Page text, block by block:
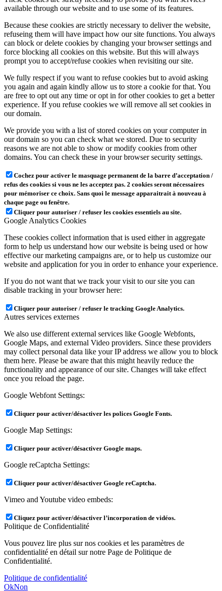
available through our website and to use some of its features.
Because these cookies are strictly necessary to deliver the website,
refuseing them will have impact how our site functions. You always
can block or delete cookies by changing your browser settings and
force blocking all cookies on this website. But this will always
prompt you to accept/refuse cookies when revisiting our site.
We fully respect if you want to refuse cookies but to avoid asking
you again and again kindly allow us to store a cookie for that. You
are free to opt out any time or opt in for other cookies to get a better
experience. If you refuse cookies we will remove all set cookies in
our domain.
We provide you with a list of stored cookies on your computer in
our domain so you can check what we stored. Due to security
reasons we are not able to show or modify cookies from other
domains. You can check these in your browser security settings.
Cochez pour activer le masquage permanent de la barre d’acceptation /
refus des cookies si vous ne les acceptez pas. 2 cookies seront nécessaires
pour mémoriser ce choix. Sans quoi le message apparaitrait à nouveau à
chaque page ou fenêtre.
Cliquer pour autoriser / refuser les cookies essentiels au site.
Google Analytics Cookies
These cookies collect information that is used either in aggregate
form to help us understand how our website is being used or how
effective our marketing campaigns are, or to help us customize our
website and application for you in order to enhance your experience.
If you do not want that we track your visit to our site you can
disable tracking in your browser here:
Cliquer pour autoriser / refuser le tracking Google Analytics.
Autres services externes
We also use different external services like Google Webfonts,
Google Maps, and external Video providers. Since these providers
may collect personal data like your IP address we allow you to block
them here. Please be aware that this might heavily reduce the
functionality and appearance of our site. Changes will take effect
once you reload the page.
Google Webfont Settings:
Cliquer pour activer/désactiver les polices Google Fonts.
Google Map Settings:
Cliquer pour activer/désactiver Google maps.
Google reCaptcha Settings:
Cliquer pour activer/désactiver Google reCaptcha.
Vimeo and Youtube video embeds:
Cliquez pour activer/désactiver l’incorporation de vidéos.
Politique de Confidentialité
Vous pouvez lire plus sur nos cookies et les paramètres de
confidentialité en détail sur notre Page de Politique de
Confidentialité.
Politique de confidentialité
OkNon